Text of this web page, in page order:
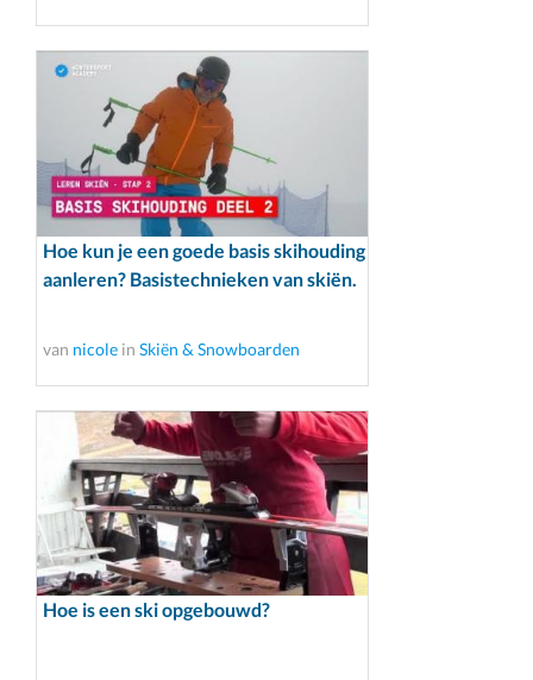
Hoe kun je een goede basis skihouding
aanleren? Basistechnieken van skiën.
van nicole in Skiën & Snowboarden
Hoe is een ski opgebouwd?